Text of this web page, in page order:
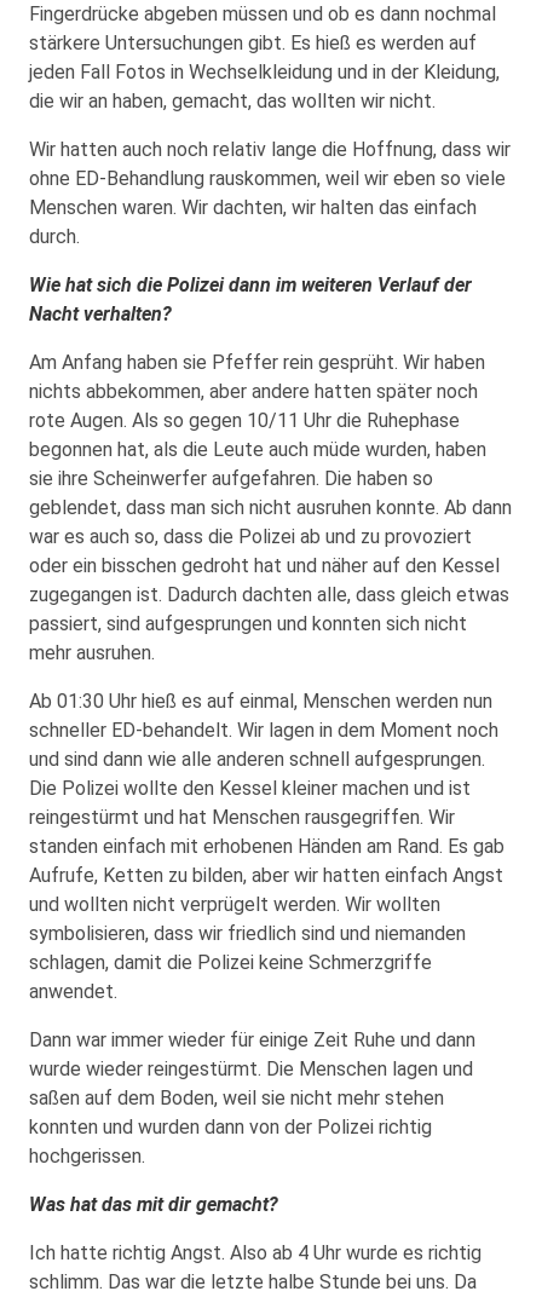
Fingerdrücke abgeben müssen und ob es dann nochmal
stärkere Untersuchungen gibt. Es hieß es werden auf
jeden Fall Fotos in Wechselkleidung und in der Kleidung,
die wir an haben, gemacht, das wollten wir nicht.
Wir hatten auch noch relativ lange die Hoffnung, dass wir
ohne ED-Behandlung rauskommen, weil wir eben so viele
Menschen waren. Wir dachten, wir halten das einfach
durch.
Wie hat sich die Polizei dann im weiteren Verlauf der
Nacht verhalten?
Am Anfang haben sie Pfeffer rein gesprüht. Wir haben
nichts abbekommen, aber andere hatten später noch
rote Augen. Als so gegen 10/11 Uhr die Ruhephase
begonnen hat, als die Leute auch müde wurden, haben
sie ihre Scheinwerfer aufgefahren. Die haben so
geblendet, dass man sich nicht ausruhen konnte. Ab dann
war es auch so, dass die Polizei ab und zu provoziert
oder ein bisschen gedroht hat und näher auf den Kessel
zugegangen ist. Dadurch dachten alle, dass gleich etwas
passiert, sind aufgesprungen und konnten sich nicht
mehr ausruhen.
Ab 01:30 Uhr hieß es auf einmal, Menschen werden nun
schneller ED-behandelt. Wir lagen in dem Moment noch
und sind dann wie alle anderen schnell aufgesprungen.
Die Polizei wollte den Kessel kleiner machen und ist
reingestürmt und hat Menschen rausgegriffen. Wir
standen einfach mit erhobenen Händen am Rand. Es gab
Aufrufe, Ketten zu bilden, aber wir hatten einfach Angst
und wollten nicht verprügelt werden. Wir wollten
symbolisieren, dass wir friedlich sind und niemanden
schlagen, damit die Polizei keine Schmerzgriffe
anwendet.
Dann war immer wieder für einige Zeit Ruhe und dann
wurde wieder reingestürmt. Die Menschen lagen und
saßen auf dem Boden, weil sie nicht mehr stehen
konnten und wurden dann von der Polizei richtig
hochgerissen.
Was hat das mit dir gemacht?
Ich hatte richtig Angst. Also ab 4 Uhr wurde es richtig
schlimm. Das war die letzte halbe Stunde bei uns. Da